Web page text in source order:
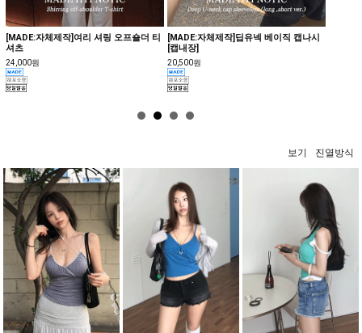
셔링 오프숄더 티
[MADE:자체제작]딥유넥 베이직 캡나시
랩스티 딥유넥 반팔 티셔츠[
보기 진열방식